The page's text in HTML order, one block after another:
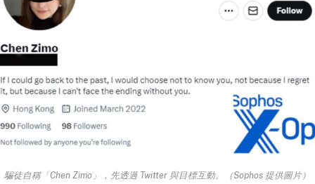
騙徒自稱「Chen Zimo」，先透過 Twitter 與目標互動。（Sophos 提供圖片）